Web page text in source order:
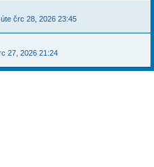
úte črc 28, 2026 23:45
27, 2026 21:24